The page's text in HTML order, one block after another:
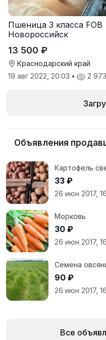
Пшеница 3 класса FOB
Новороссийск
13 500 ₽
Краснодарский край
19 авг 2022, 20:03 • 2 973
Объявления
Картофель
33 ₽
26 июн 2017,
Морковь
30 ₽
26 июн 2017,
Семена
90 ₽
26 июн 2017,
Все